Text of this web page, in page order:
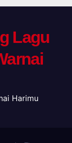
Lagu
Harimu